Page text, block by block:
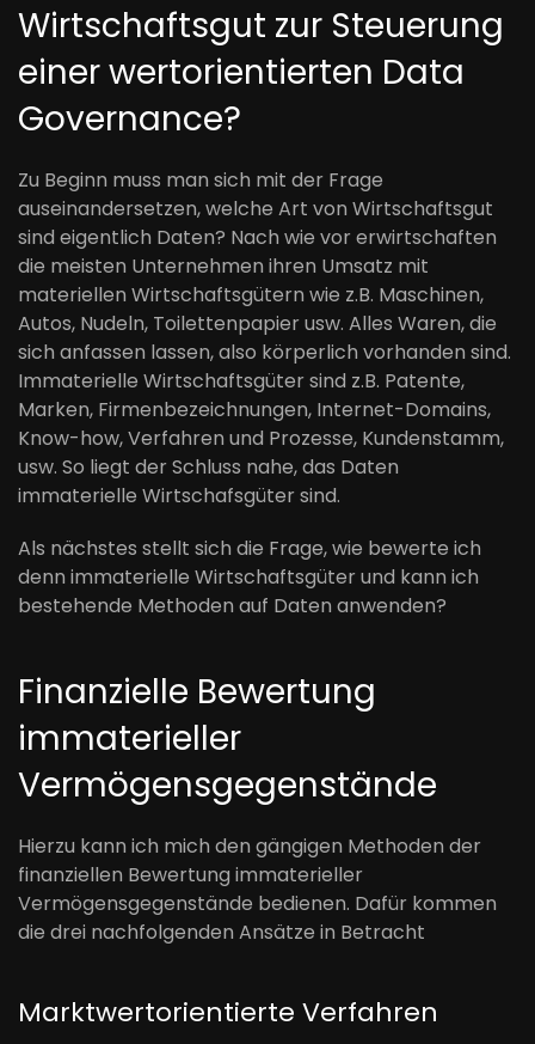
Wirtschaftsgut zur Steuerung
einer wertorientierten Data
Governance?
Zu Beginn muss man sich mit der Frage
auseinandersetzen, welche Art von Wirtschaftsgut
sind eigentlich Daten? Nach wie vor erwirtschaften
die meisten Unternehmen ihren Umsatz mit
materiellen Wirtschaftsgütern wie z.B. Maschinen,
Autos, Nudeln, Toilettenpapier usw. Alles Waren, die
sich anfassen lassen, also körperlich vorhanden sind.
Immaterielle Wirtschaftsgüter sind z.B. Patente,
Marken, Firmenbezeichnungen, Internet-Domains,
Know-how, Verfahren und Prozesse, Kundenstamm,
usw. So liegt der Schluss nahe, das Daten
immaterielle Wirtschafsgüter sind.
Als nächstes stellt sich die Frage, wie bewerte ich
denn immaterielle Wirtschaftsgüter und kann ich
bestehende Methoden auf Daten anwenden?
Finanzielle Bewertung
immaterieller
Vermögensgegenstände
Hierzu kann ich mich den gängigen Methoden der
finanziellen Bewertung immaterieller
Vermögensgegenstände bedienen. Dafür kommen
die drei nachfolgenden Ansätze in Betracht
Marktwertorientierte Verfahren